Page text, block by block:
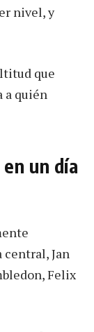
nivel, y
que
a quién
un día
Jan
Felix